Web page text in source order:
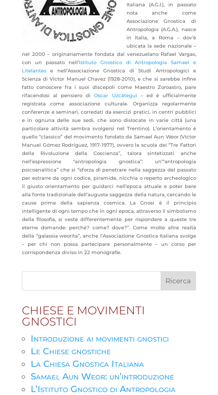
Italiana (A.G.I.), in passato
nota anche come
Associazione Gnostica di
Antropologia (A.G.A.), nasce
in Italia, a Roma – dov’è
ubicata la sede nazionale –
nel 2000 – originariamente fondata dal venezuelano Rafael Vargas,
con un passato nell’Istituto Gnostico di Antropologia
Samael e
Litelantese nell’Associazione Gnostica di Studi Antropologici e
Scienza di Víctor Manuel Chavez (1928-2010), e che si sarebbe infine
fatto conoscere fra i suoi discepoli come Maestro Zoroastro, pare
rifacendosi al pensiero diOscar Uzcátegui – ed è ufficialmente
registrata come associazione culturale. Organizza regolarmente
conferenze e seminari, corredati da esercizi pratici, in centri pubblici
e in ognuna delle sue sedi, che sono dislocate in varie città (una
particolare attività sembra svolgersi nel Trentino). L’orientamento è
quello “classico” del movimento fondato da Samael Aun Weor (Víctor
Manuel Gómez Rodríguez, 1917-1977), ovvero la scuola dei “Tre Fattori
della Rivoluzione della Coscienza”, talora sintetizzati anche
nell’espressione “antropologia gnostica”: un’“antropologia
psicoanalitica” che si “sforza di penetrare nella saggezza del passato
per estrarre da ogni codice, piramide, nicchia o reperto archeologico
il giusto orientamento per guidarci nell’epoca attuale e poter bere
alla fonte tradizionale dell’augusta saggezza della natura, cercando le
cause prime della sapienza cosmica. La Gnosi è il principio
intelligente di ogni tempo che in ogni epoca, attraverso il simbolismo
della filosofia, si veste differentemente per rispondere a queste tre
eterne domande: perché? come? dove?”. Come molte altre realtà
della “galassia weorita”, anche l’Associazione Gnostica Italiana svolge
– per chi non possa partecipare personalmente – un corso per
corrispondenza diviso in 22 monografie.
CHIESE E MOVIMENTI
GNOSTICI
Introduzione ai movimenti gnostici
Le Chiese gnostiche
La Chiesa Gnostica Italiana
Samael Aun Weor: un’introduzione
L’Istituto Gnostico di Antropologia